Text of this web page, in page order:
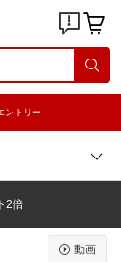
ントリー
2倍
動画